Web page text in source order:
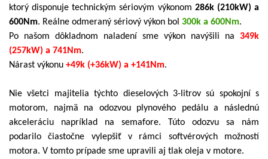
ktorý disponuje technickým sériovým výkonom 286k (210kW) a
600Nm. Reálne odmeraný sériový výkon bol 300k a 600Nm.
Po našom dôkladnom naladení sme výkon navýšili na 349k
(257kW) a 741Nm.
Nárast výkonu +49k (+36kW) a +141Nm.
Nie všetci majitelia týchto dieselových 3-litrov sú spokojní s
motorom, najmä na odozvou plynového pedálu a následnú
akceleráciu napríklad na semafore. Túto odozvu sa nám
podarilo čiastočne vylepšiť v rámci softvérových možností
motora. V tomto prípade sme upravili aj tlak oleja v motore.